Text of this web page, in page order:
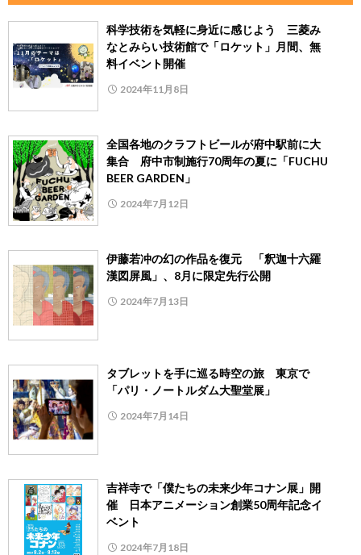
科学技術を気軽に身近に感じよう 三菱み
なとみらい技術館で「ロケット」月間、無
料イベント開催
2024年11月8日
全国各地のクラフトビールが府中駅前に大
集合 府中市制施行70周年の夏に「FUCHU
BEER GARDEN」
2024年7月12日
伊藤若冲の幻の作品を復元 「釈迦十六羅
漢図屏風」、8月に限定先行公開
2024年7月13日
タブレットを手に巡る時空の旅 東京で
「パリ・ノートルダム大聖堂展」
2024年7月14日
吉祥寺で「僕たちの未来少年コナン展」開
催 日本アニメーション創業50周年記念イ
ベント
2024年7月18日